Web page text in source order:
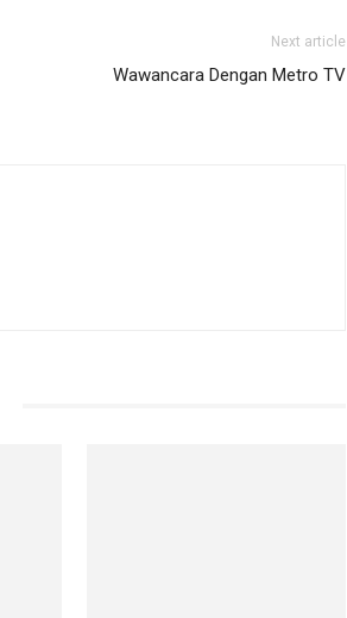
Next article
Wawancara Dengan Metro TV